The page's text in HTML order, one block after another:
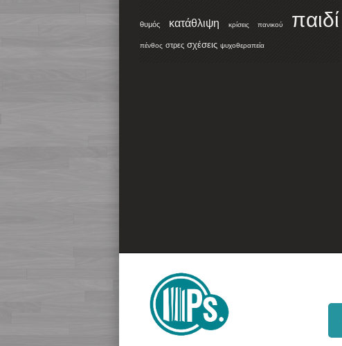
θυμός κατάθλιψη κρίσεις πανικού παιδί
πένθος στρες σχέσεις ψυχοθεραπεία